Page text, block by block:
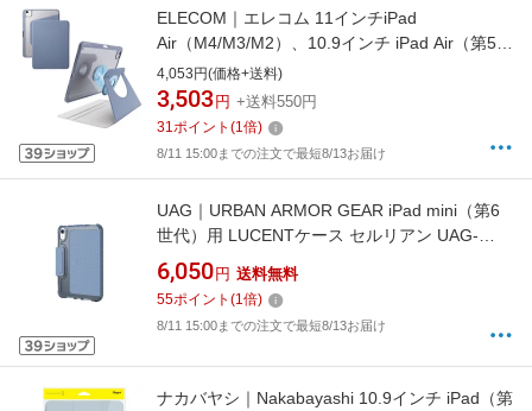
ELECOM｜エレコム 11インチiPad
Air（M4/M3/M2）、10.9インチ iPad Air（第5/4
世代）用 フラップケース 360度回転 背面クリ
ア 2アングル スリープ ブルーグレー TB-
A25MMG360BG
4,053円(価格+送料)
3,503 円 +送料550円
31ポイント (1倍)
8/11 15:00までの注文で最短8/13お届け
UAG｜URBAN ARMOR GEAR iPad mini（第6
世代）用 LUCENTケース セルリアン UAG-
RUIPDM6LU-CE
6,050 円 送料無料
55ポイント (1倍)
8/11 15:00までの注文で最短8/13お届け
ナカバヤシ｜Nakabayashi 10.9インチ iPad（第